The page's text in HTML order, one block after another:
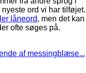
ord vi har tilføjet.
låneord, men det kan
ofte søges på.
af messingblæse...